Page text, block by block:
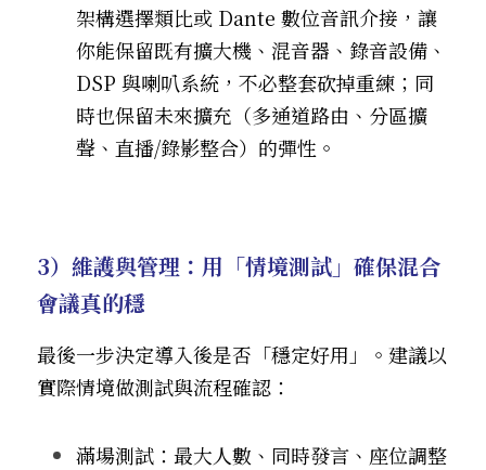
架構選擇類比或 Dante 數位音訊介接，讓
你能保留既有擴大機、混音器、錄音設備、
DSP 與喇叭系統，不必整套砍掉重練；同
時也保留未來擴充（多通道路由、分區擴
聲、直播/錄影整合）的彈性。
3）維護與管理：用「情境測試」確保混合
會議真的穩
最後一步決定導入後是否「穩定好用」。建議以
實際情境做測試與流程確認：
滿場測試：最大人數、同時發言、座位調整